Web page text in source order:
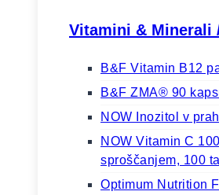
Vitamini & Minerali
B&F Vitamin B12
B&F ZMA® 90
NOW Inozitol v
NOW Vitamin C
sproščanjem, 100
Optimum Nutrition